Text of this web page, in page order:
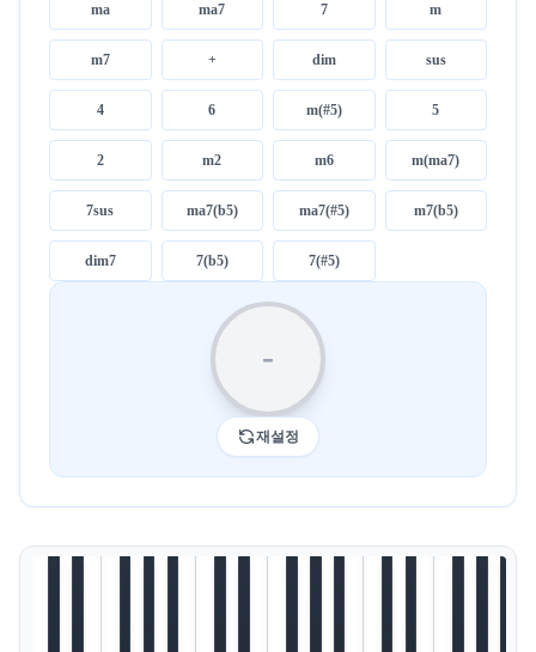
ma ma7 7 m
m7 + dim sus
4 6 m(#5) 5
2 m2 m6 m(ma7)
7sus ma7(b5) ma7(#5) m7(b5)
dim7 7(b5) 7(#5)
-
재설정